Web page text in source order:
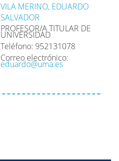
VILA MERINO, EDUARDO
SALVADOR
PROFESOR/A TITULAR DE
UNIVERSIDAD
Teléfono: 952131078
Correo electrónico:
eduardo@uma.es